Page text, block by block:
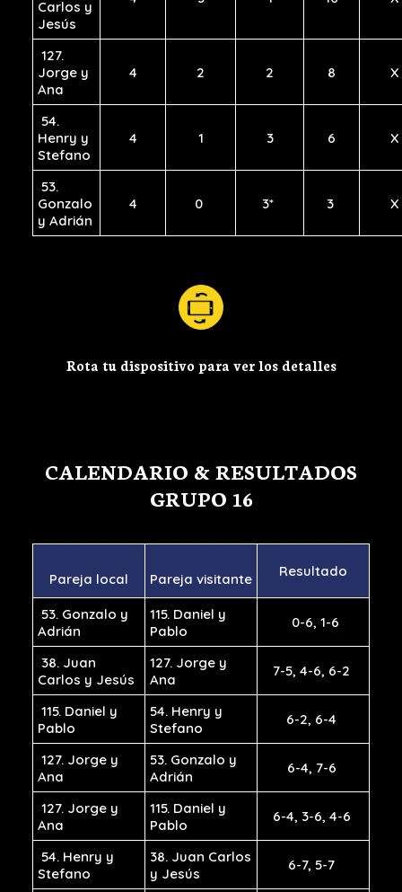
Carlos y
Jesús
127.
Jorge y
Ana
4 2 2 8 X
54.
Henry y
Stefano
4 1 3 6 X
53.
Gonzalo
y Adrián
4 0 3* 3 X
Rota tu dispositivo para ver los detalles
CALENDARIO & RESULTADOS
GRUPO 16
Pareja local Pareja visitante Resultado
53. Gonzalo y
Adrián
115. Daniel y
Pablo
0-6, 1-6
38. Juan
Carlos y Jesús
127. Jorge y
Ana
7-5, 4-6, 6-2
115. Daniel y
Pablo
54. Henry y
Stefano
6-2, 6-4
127. Jorge y
Ana
53. Gonzalo y
Adrián
6-4, 7-6
127. Jorge y
Ana
115. Daniel y
Pablo
6-4, 3-6, 4-6
54. Henry y
Stefano
38. Juan Carlos
y Jesús
6-7, 5-7